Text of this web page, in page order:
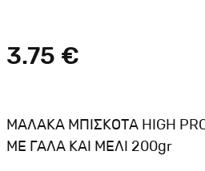
Κουδουνάκια Σκύλου
3.75 €
ΜΑΛΑΚΑ ΜΠΙΣΚΟΤΑ HIGH
ΜΕ ΓΑΛΑ ΚΑΙ ΜΕΛΙ 200gr